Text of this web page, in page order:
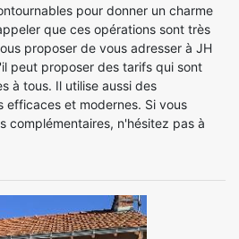
pour donner un charme
que ces opérations sont très
proposer de vous adresser à JH
peut proposer des tarifs qui sont
à tous. Il utilise aussi des
efficaces et modernes. Si vous
complémentaires, n'hésitez pas à